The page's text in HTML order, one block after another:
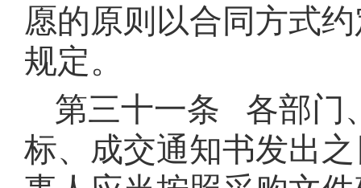
愿的原则以合同方式
规定。
第三十一条 各部门
标、成交通知书发出